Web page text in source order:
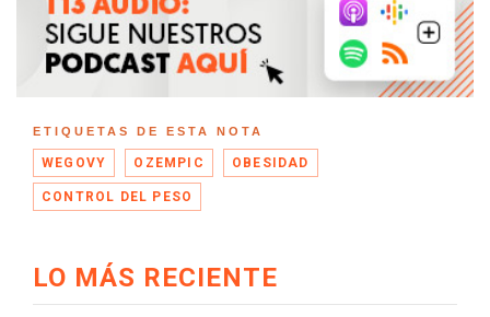
ETIQUETAS DE ESTA NOTA
WEGOVY OZEMPIC OBESIDAD
CONTROL DEL PESO
LO MÁS RECIENTE